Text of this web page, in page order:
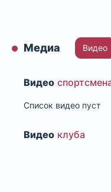
Медиа Видео
Видео
Список видео пуст
Видео клуба